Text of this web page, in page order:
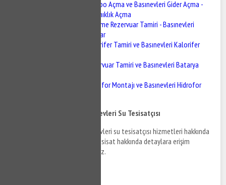
Basınevleri Lavabo Açma ve Basınevleri Gider Açma -
Basınevleri Tıkanıklık Açma
Basınevleri Gömme Rezervuar Tamiri - Basınevleri
Gömme Rezervuar
Basınevleri Kalorifer Tamiri ve Basınevleri Kalorifer
Basınevleri Rezervuar Tamiri ve Basınevleri Batarya
Basınevleri Hidrofor Montajı ve Basınevleri Hidrofor
Basınevleri Tesisatçı - Basınevleri Su Tesisatçısı
Basınevleri tesisatçı ve Basınevleri su tesisatçısı hizmetleri hakkında
bilgi almak ve Basınevleri su tesisat hakkında detaylara erişim
sağlamak için bizi arayabilirsiniz.